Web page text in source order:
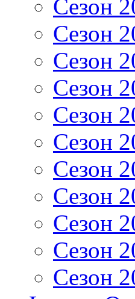
Сезон
Сезон
Сезон
Сезон
Сезон
Сезон
Сезон
Сезон
Сезон
Сезон
Сезон